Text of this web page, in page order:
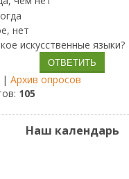
нет
искусственные языки?
| Архив опросов
105
Наш календарь